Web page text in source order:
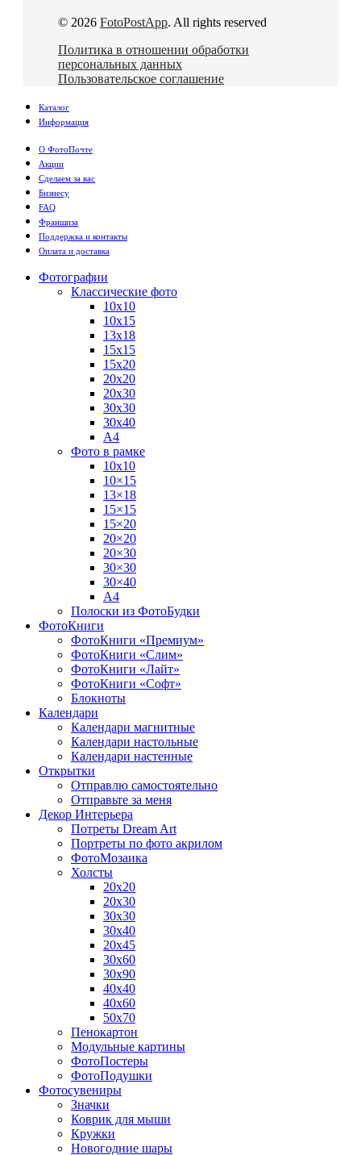
© 2026 FotoPostApp. All rights reserved
Политика в отношении обработки
персональных данных
Пользовательское соглашение
Каталог
Информация
О ФотоПочте
Акции
Сделаем за вас
Бизнесу
FAQ
Франшиза
Поддержка и контакты
Оплата и доставка
Фотографии
Классические фото
10х10
10х15
13х18
15х15
15х20
20х20
20х30
30х30
30х40
А4
Фото в рамке
10х10
10×15
13×18
15×15
15×20
20×20
20×30
30×30
30×40
A4
Полоски из ФотоБудки
ФотоКниги
ФотоКниги «Премиум»
ФотоКниги «Слим»
ФотоКниги «Лайт»
ФотоКниги «Софт»
Блокноты
Календари
Календари магнитные
Календари настольные
Календари настенные
Открытки
Отправлю самостоятельно
Отправьте за меня
Декор Интерьера
Потреты Dream Art
Портреты по фото акрилом
ФотоМозаика
Холсты
20х20
20х30
30х30
30х40
20х45
30х60
30х90
40х40
40х60
50х70
Пенокартон
Модульные картины
ФотоПостеры
ФотоПодушки
Фотоcувениры
Значки
Коврик для мыши
Кружки
Новогодние шары